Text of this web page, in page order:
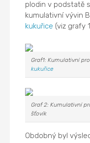
plodin v podstatě
kumulativní vývin
kukuřice (viz grafy
Graf1: Kumulativní
kukuřice
Graf 2: Kumulativní
šťovík
Obdobný byl